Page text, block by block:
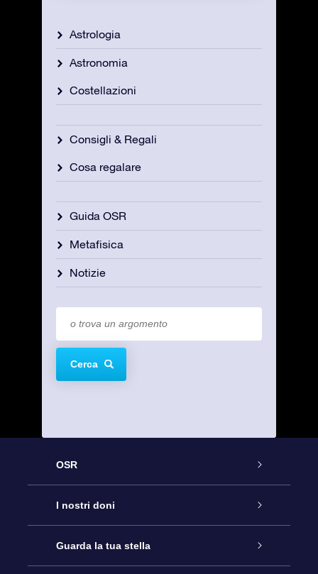
Astrologia
Astronomia
Costellazioni
Consigli & Regali
Cosa regalare
Guida OSR
Metafisica
Notizie
Cerca
OSR
Assistenza
Contattaci
I nostri doni
Online Star Gift
Guarda la tua stella